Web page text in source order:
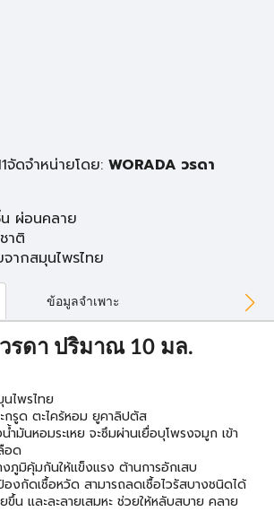
จัดจำหน่ายโดย: WORADA วรดา
ผ่อนคลาย
าติ
จากสมุนไพรไทย
ข้อมูลจำเพาะ
รดา ปริมาณ 10 มล.
นไพรไทย
กรูด ตะไคร้หอม ยูคาลิปตัส
ำมันหอมระเหย จะซึมผ่านเยื่อบุโพรงจมูก เข้า
อด
ภูมิคุ้มกันให้แข็งแรง ต้านการอักเสบ
องกัดเชื้อหวัด สามารถลดเชื้อไวรัสบางชนิดได้
ขึ้น และละลายเสมหะ ช่วยให้หลับสบาย คลาย